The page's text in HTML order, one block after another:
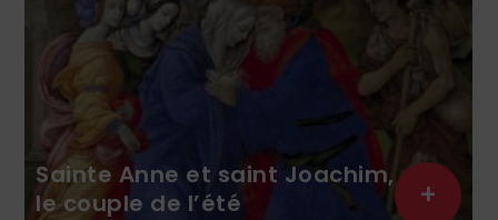
Sainte Anne et saint Joachim,
le couple de l’été
+